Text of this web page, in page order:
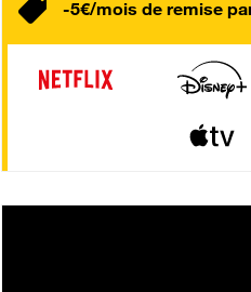
-5€/mois de remise